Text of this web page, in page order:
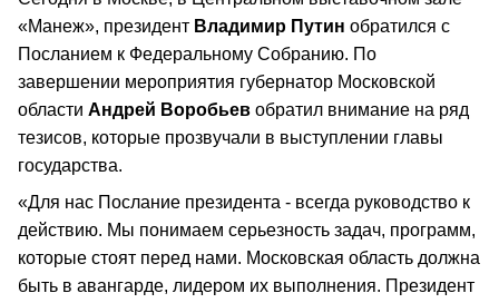
«Манеж», президент Владимир Путин обратился с
Посланием к Федеральному Собранию. По
завершении мероприятия губернатор Московской
области Андрей Воробьев обратил внимание на ряд
тезисов, которые прозвучали в выступлении главы
государства.
«Для нас Послание президента - всегда руководство к
действию. Мы понимаем серьезность задач, программ,
которые стоят перед нами. Московская область должна
быть в авангарде, лидером их выполнения. Президент